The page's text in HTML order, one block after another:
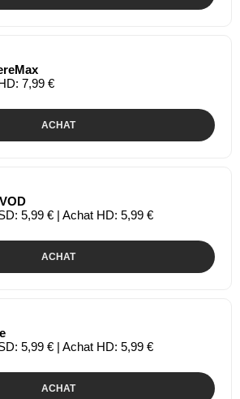
7,99 €
ACHAT
5,99 € | Achat HD: 5,99 €
ACHAT
5,99 € | Achat HD: 5,99 €
ACHAT